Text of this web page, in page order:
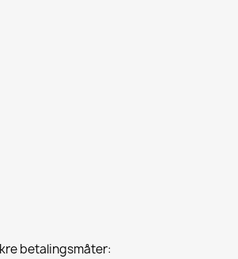
betalingsmåter: